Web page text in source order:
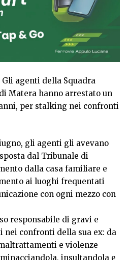
agenti della Squadra
Matera hanno arrestato un
per stalking nei confronti
gli agenti gli avevano
dal Tribunale di
dalla casa familiare e
ai luoghi frequentati
con ogni mezzo con
responsabile di gravi e
confronti della sua ex: da
e violenze
insultandola e